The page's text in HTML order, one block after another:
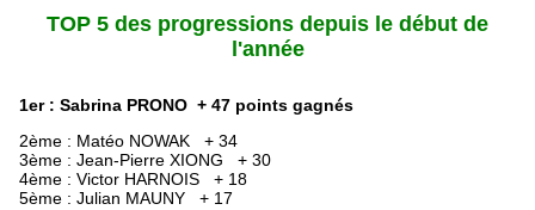
TOP 5 des progressions depuis le début de
l'année
1er : Sabrina PRONO + 47 points gagnés
2ème : Matéo NOWAK + 34
3ème : Jean-Pierre XIONG + 30
4ème : Victor HARNOIS + 18
5ème : Julian MAUNY + 17